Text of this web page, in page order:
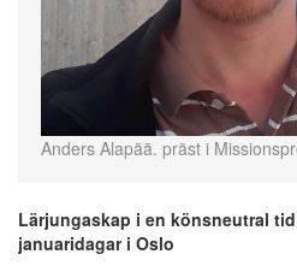
Anders Alapää. präst i
Lärjungaskap i en könsneutral
januaridagar i Oslo